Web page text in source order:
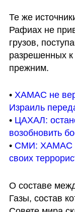
Те же
Рафиах не
грузов,
разрешенных к
прежним.
• ХАМАС не
Израиль
• ЦАХАЛ:
возобновить
• СМИ: ХАМАС
своих
О составе
Газы, состав